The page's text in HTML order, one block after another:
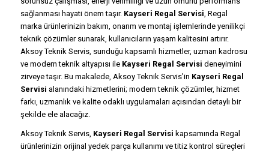
sağlanması hayati önem taşır. Kayseri Regal Servisi , Regal
marka ürünlerinizin bakım, onarım ve montaj işlemlerinde yenilikçi
teknik çözümler sunarak, kullanıcıların yaşam kalitesini artırır.
Aksoy Teknik Servis, sunduğu kapsamlı hizmetler, uzman kadrosu
ve modern teknik altyapısı ile Kayseri Regal Servisi deneyimini
zirveye taşır. Bu makalede, Aksoy Teknik Servis’in Kayseri Regal
Servisi alanındaki hizmetlerini; modern teknik çözümler, hizmet
farkı, uzmanlık ve kalite odaklı uygulamaları açısından detaylı bir
şekilde ele alacağız.
Aksoy Teknik Servis, Kayseri Regal Servisi kapsamında Regal
ürünlerinizin orijinal yedek parça kullanımı ve titiz kontrol süreçleri